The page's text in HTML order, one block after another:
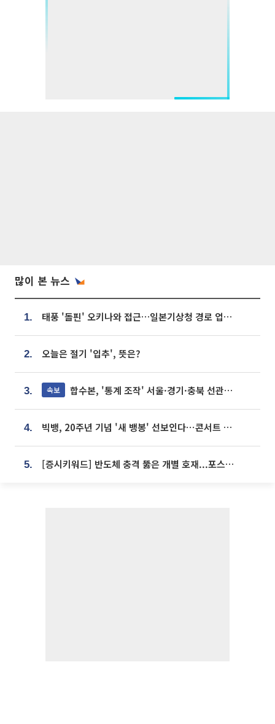
많이 본 뉴스
1. 태풍 '돌핀' 오키나와 접근…일본기상청 경로 업데이트
2. 오늘은 절기 '입추', 뜻은?
3. 속보 합수본, '통계 조작' 서울·경기·충북 선관위 등 추가 압수수색
4. 빅뱅, 20주년 기념 '새 뱅봉' 선보인다⋯콘서트 앞두고 팝업 개최
5. [증시키워드] 반도체 충격 뚫은 개별 호재...포스코퓨처엠·에코프로·한화솔루션 '눈길'